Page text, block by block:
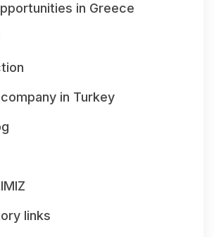
in Greece
in Turkey
links